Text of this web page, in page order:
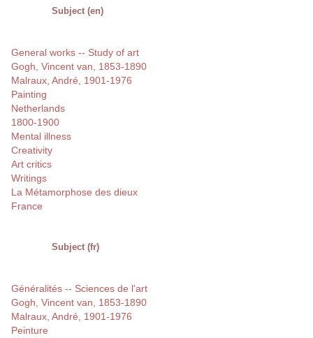
Subject (en)
General works -- Study of art
Gogh, Vincent van, 1853-1890
Malraux, André, 1901-1976
Painting
Netherlands
1800-1900
Mental illness
Creativity
Art critics
Writings
La Métamorphose des dieux
France
Subject (fr)
Généralités -- Sciences de l'art
Gogh, Vincent van, 1853-1890
Malraux, André, 1901-1976
Peinture